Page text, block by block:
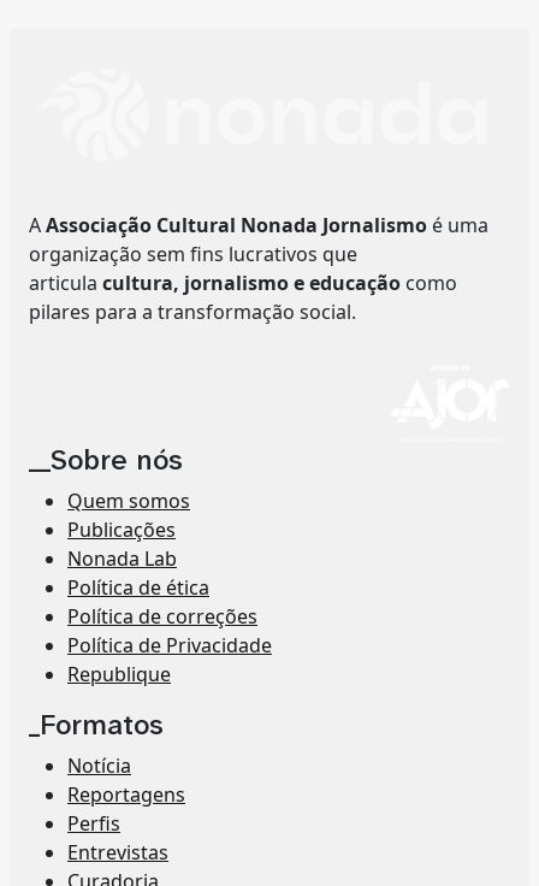
AAssociação Cultural Nonada Jornalismo é uma
organização sem fins lucrativos que
articula cultura, jornalismo e educação como
pilares para a transformação social.
__Sobre nós
Quem somos
Publicações
Nonada Lab
Política de ética
Política de correções
Política de Privacidade
Republique
_Formatos
Notícia
Reportagens
Perfis
Entrevistas